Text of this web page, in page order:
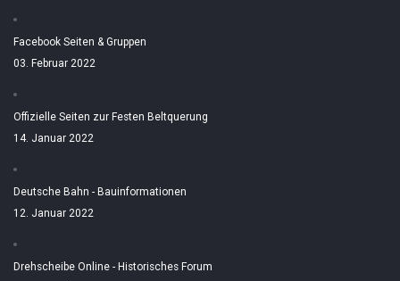
Facebook Seiten & Gruppen
03. Februar 2022
Offizielle Seiten zur Festen Beltquerung
14. Januar 2022
Deutsche Bahn - Bauinformationen
12. Januar 2022
Drehscheibe Online - Historisches Forum